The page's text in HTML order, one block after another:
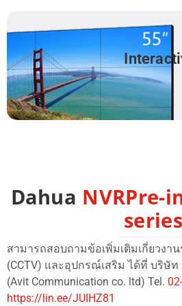
Dahua NVRPre-
series
สามารถสอบถามข้อเพิ่มเติมเกี่ยวงา
(CCTV) และอุปกรณ์เสริม ได้ที่ บริษั
(Avit Communication co. ltd) Tel.
https://lin.ee/JUIHZ81